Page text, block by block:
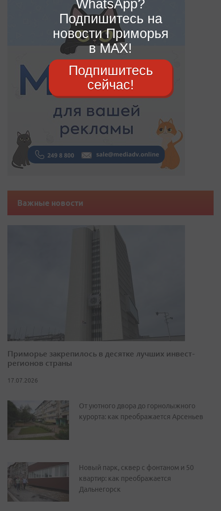
Важные новости
Приморье закрепилось в десятке лучших инвест-
регионов страны
17.07.2026
От уютного двора до горнолыжного
курорта: как преображается Арсеньев
Новый парк, сквер с фонтаном и 50
квартир: как преображается
Дальнегорск
WhatsApp?
Подпишитесь на
новости Приморья
в MAX!
Подпишитесь
сейчас!